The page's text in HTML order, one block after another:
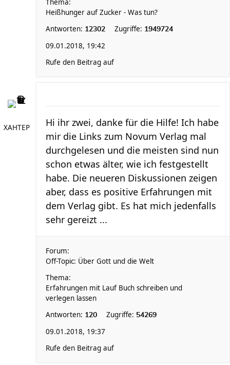
Thema:
Heißhunger auf Zucker - Was tun?
Antworten: 12302 Zugriffe: 1949724
09.01.2018, 19:42
Rufe den Beitrag auf
XAHTEP
Hi ihr zwei, danke für die Hilfe! Ich habe
mir die Links zum Novum Verlag mal
durchgelesen und die meisten sind nun
schon etwas älter, wie ich festgestellt
habe. Die neueren Diskussionen zeigen
aber, dass es positive Erfahrungen mit
dem Verlag gibt. Es hat mich jedenfalls
sehr gereizt ...
Forum:
Off-Topic: Über Gott und die Welt
Thema:
Erfahrungen mit Lauf Buch schreiben und
verlegen lassen
Antworten: 120 Zugriffe: 54269
09.01.2018, 19:37
Rufe den Beitrag auf